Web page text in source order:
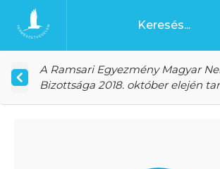
Ugrás a tartalomhoz
Főoldal
A Ramsari Egyezmény Magyar
Bizottsága 2018. október elején